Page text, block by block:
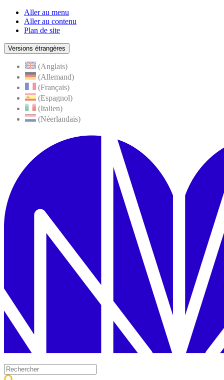
Aller au menu
Aller au contenu
Plan de site
Versions étrangères
(Anglais)
(Allemand)
(Français)
(Espagnol)
(Italien)
(Néerlandais)